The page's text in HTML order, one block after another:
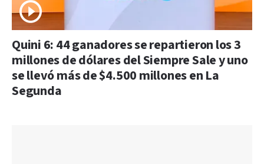
Quini 6: 44 ganadores se repartieron los 3
millones de dólares del Siempre Sale y uno
se llevó más de $4.500 millones en La
Segunda